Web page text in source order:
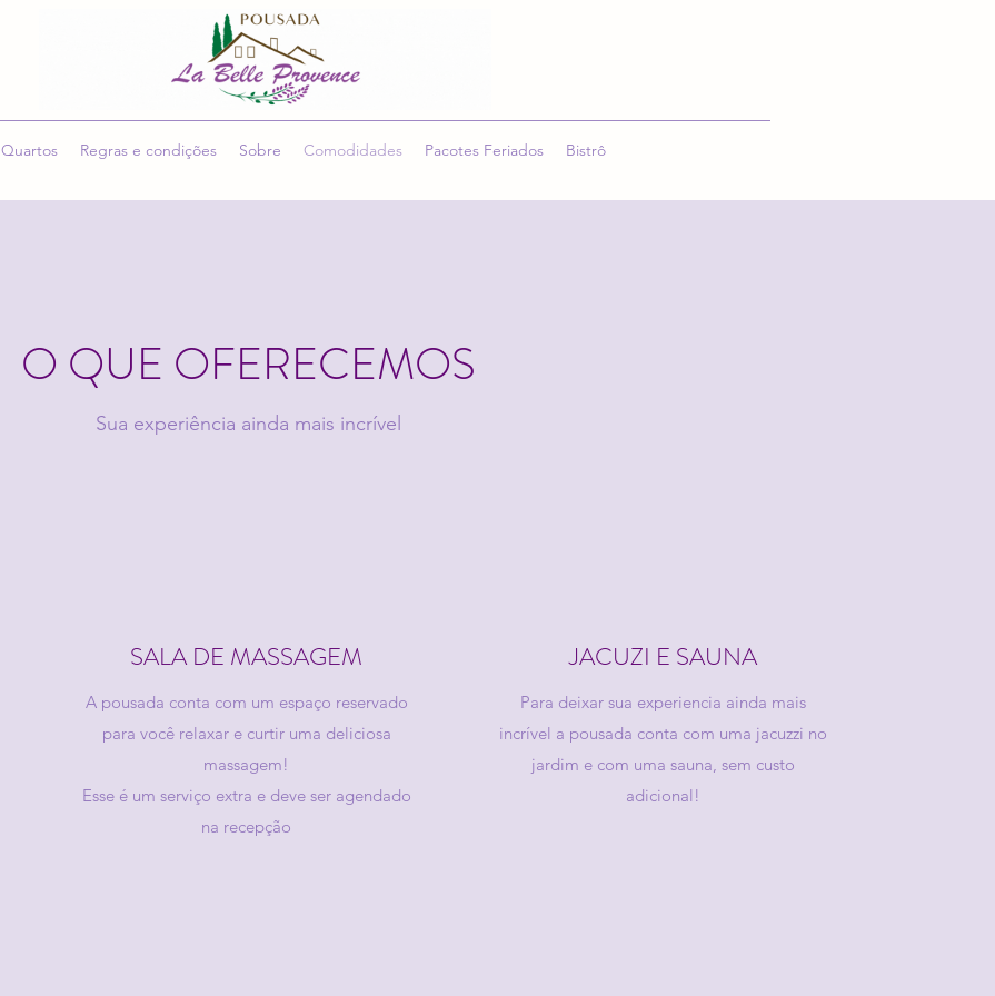
Quartos Regras e condições Sobre Comodidades Pacotes Feriados Bistrô
O QUE OFERECEMOS
Sua experiência ainda mais incrível
SALA DE MASSAGEM
A pousada conta com um espaço reservado
para você relaxar e curtir uma deliciosa
massagem!
Esse é um serviço extra e deve ser agendado
na recepção
JACUZI E SAUNA
Para deixar sua experiencia ainda mais
incrível a pousada conta com uma jacuzzi no
jardim e com uma sauna, sem custo
adicional!